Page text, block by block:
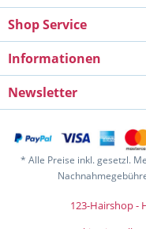
Shop Service
Informationen
Newsletter
* Alle Preise inkl. gesetzl.
123-Hairshop -